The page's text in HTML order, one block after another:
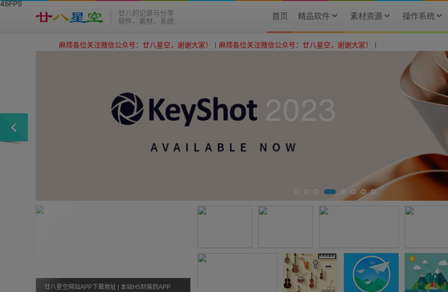
廿八的记录与分享
软件、素材、系统
首页 精品软件 素材资源 操作系统
麻烦各位关注微信公众号：廿八星空，谢谢大家！|麻烦各位关注微信公众号：廿八星空，谢谢大家！|
廿八星空网站APP下载地址 | 本站H5封装的APP